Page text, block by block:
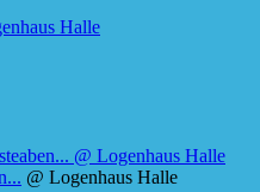
@ Logenhaus Halle
@ Logenhaus Halle